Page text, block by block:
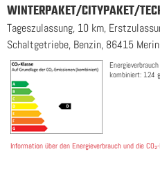
WINTERPAKET/CITYPAKET/
Tageszulassung, 10 km,
Schaltgetriebe, Benzin, 86415
kombiniert: 124
Information über den Energieverbrauch und die